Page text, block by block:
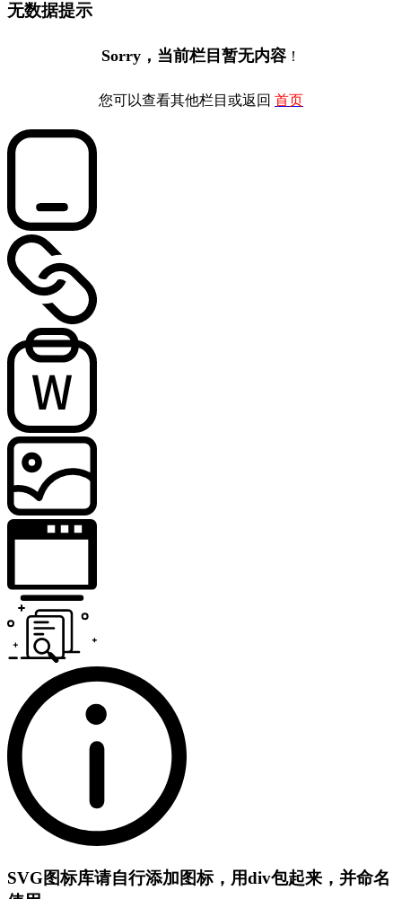
无数据提示
Sorry，当前栏目暂无内容 ！
您可以查看其他栏目或返回 首页
SVG图标库请自行添加图标，用div包起来，并命名